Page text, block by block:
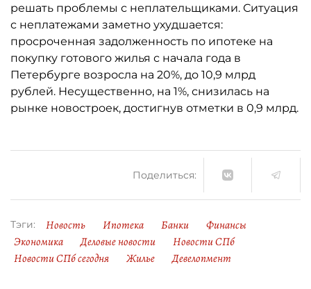
решать проблемы с неплательщиками. Ситуация
с неплатежами заметно ухудшается:
просроченная задолженность по ипотеке на
покупку готового жилья с начала года в
Петербурге возросла на 20%, до 10,9 млрд
рублей. Несущественно, на 1%, снизилась на
рынке новостроек, достигнув отметки в 0,9 млрд.
Поделиться:
Тэги: Новость Ипотека Банки
Финансы
Экономика
Деловые новости
Новости СПб
Новости СПб сегодня
Жилье Девелопмент